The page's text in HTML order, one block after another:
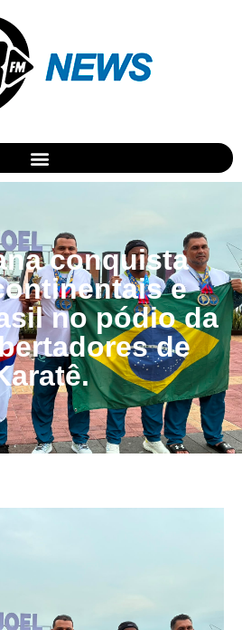
conquista
e
no pódio da
de